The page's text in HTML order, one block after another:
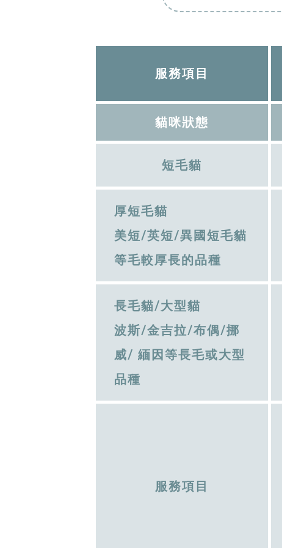
服務項目
貓咪狀態
短毛貓
厚短毛貓
美短/英短/異國短毛貓
等毛較厚長的品種
長毛貓/大型貓
波斯/金吉拉/布偶/挪
威/ 緬因等長毛或大型
品種
服務項目